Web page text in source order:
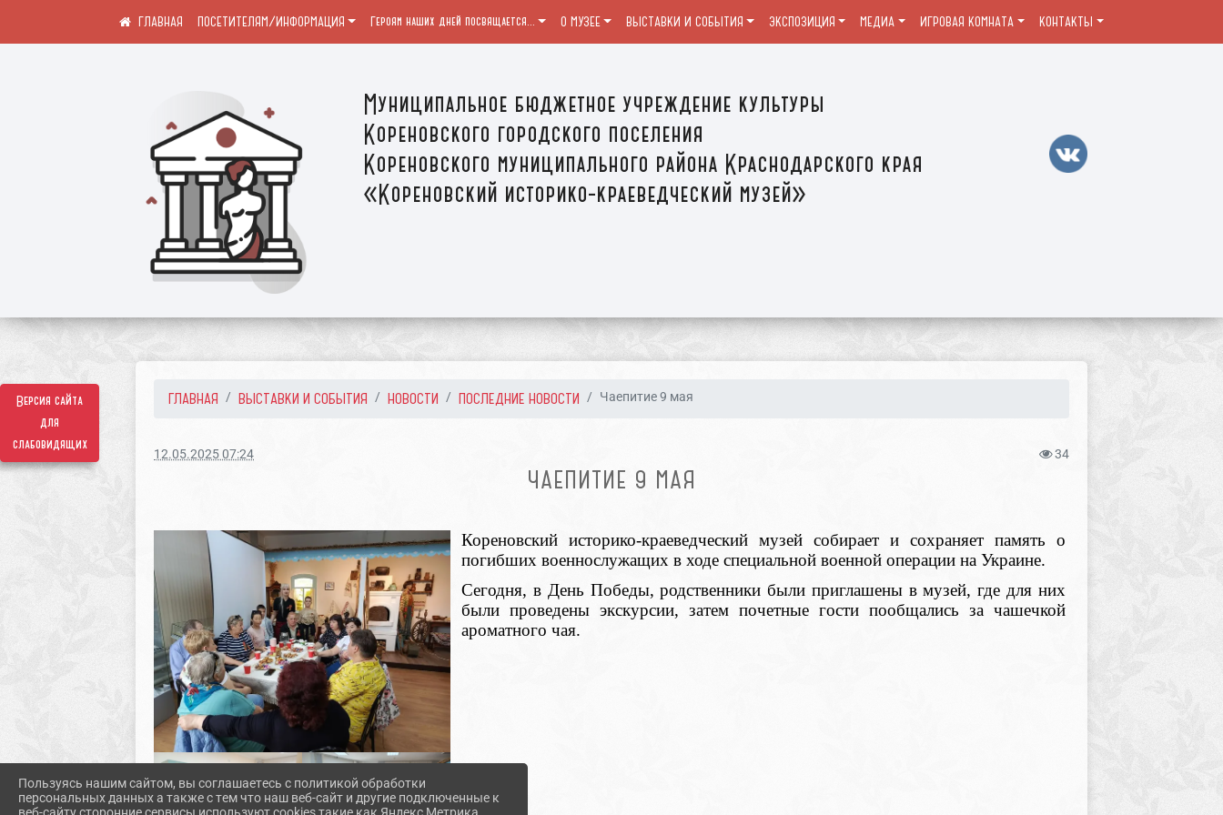
Версия сайта
для
слабовидящих
Муниципальное бюджетное учреждение культуры
Кореновского городского поселения
Кореновского муниципального района Краснодарского края
«Кореновский историко-краеведческий музей»
ПОСЕТИТЕЛЯМ/ИНФОРМАЦИЯ Героям наших дней посвящается... О МУЗЕЕ ВЫСТАВКИ И СОБЫТИЯ ЭКСПОЗИЦИЯ МЕДИА ИГРОВАЯ КОМНАТА КОНТАКТЫ
ГЛАВНАЯ ВЫСТАВКИ И СОБЫТИЯ НОВОСТИ ПОСЛЕДНИЕ НОВОСТИ Чаепитие 9 мая
12.05.2025 07:24 34
ЧАЕПИТИЕ 9 МАЯ
Кореновский историко-краеведческий музей собирает и сохраняет память о
погибших военнослужащих в ходе специальной военной операции на Украине.
Сегодня, в День Победы,родственники были приглашены в музей, где для них
были проведены экскурсии, затем почетные гости пообщались за чашечкой
ароматного чая.
Пользуясь нашим сайтом, вы соглашаетесь с политикой обработки
персональных данных а также с тем что наш веб-сайт и другие подключенные к